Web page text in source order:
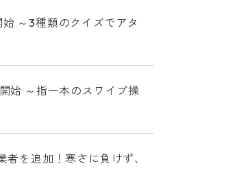
～3種類のクイズでアタ
始 ～指一本のスワイプ操
を追加！寒さに負けず、